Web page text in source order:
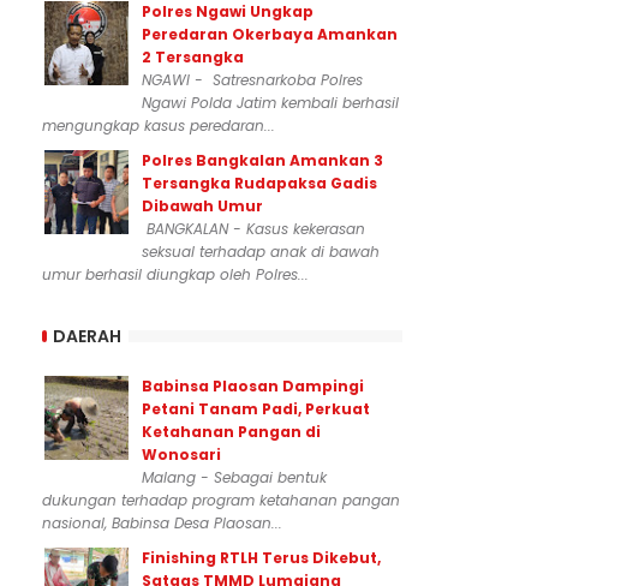
Polres Ngawi Ungkap
Peredaran Okerbaya Amankan
2 Tersangka
NGAWI - Satresnarkoba Polres
Ngawi Polda Jatim kembali berhasil
mengungkap kasus peredaran...
Polres Bangkalan Amankan 3
Tersangka Rudapaksa Gadis
Dibawah Umur
BANGKALAN - Kasus kekerasan
seksual terhadap anak di bawah
umur berhasil diungkap oleh Polres...
DAERAH
Babinsa Plaosan Dampingi
Petani Tanam Padi, Perkuat
Ketahanan Pangan di
Wonosari
Malang - Sebagai bentuk
dukungan terhadap program ketahanan pangan
nasional, Babinsa Desa Plaosan...
Finishing RTLH Terus Dikebut,
Satgas TMMD Lumajang